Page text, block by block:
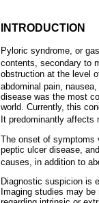
INTRODUCTION
Pyloric syndrome, or
contents, secondary to
obstruction at the level
abdominal pain,
disease was the most
world. Currently, this
It predominantly affects
The onset of symptoms
peptic ulcer disease,
causes, in addition to
Diagnostic suspicion is
Imaging studies may